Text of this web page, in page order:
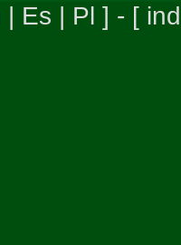
| Es | Pl ] - [